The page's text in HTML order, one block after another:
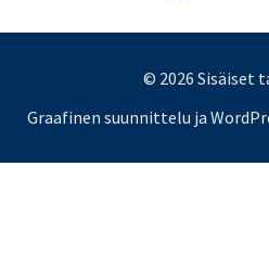
© 2026 Sisäiset
Graafinen suunnittelu ja